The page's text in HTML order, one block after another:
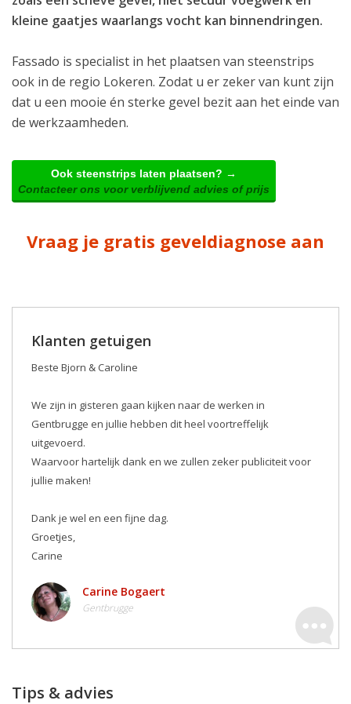
kleine gaatjes waarlangs vocht kan binnendringen.
Fassado is specialist in het plaatsen van steenstrips
ook in de regio Lokeren. Zodat u er zeker van kunt zijn
dat u een mooie én sterke gevel bezit aan het einde van
de werkzaamheden.
Ook steenstrips laten plaatsen? →
Contacteer ons voor verblijvend advies of prijs
Vraag je gratis geveldiagnose aan
Klanten getuigen
Beste Bjorn & Caroline
We zijn in gisteren gaan kijken naar de werken in
Gentbrugge en jullie hebben dit heel voortreffelijk
uitgevoerd.
Waarvoor hartelijk dank en we zullen zeker publiciteit voor
jullie maken! ️
Dank je wel en een fijne dag.
Groetjes,
Carine
Carine Bogaert
Gentbrugge
Tips & advies